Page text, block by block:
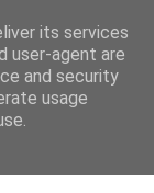
its services
user-agent are
and security
usage